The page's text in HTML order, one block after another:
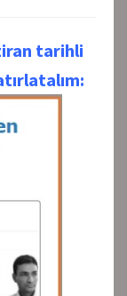
tarihli